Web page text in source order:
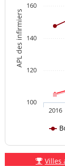
APL des infirmiers
2016
100
120
140
160
Villes